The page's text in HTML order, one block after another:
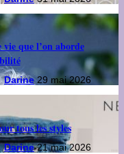
que l’on aborde
Darine 29 mai 2026
tous les styles
Darine 21 mai 2026